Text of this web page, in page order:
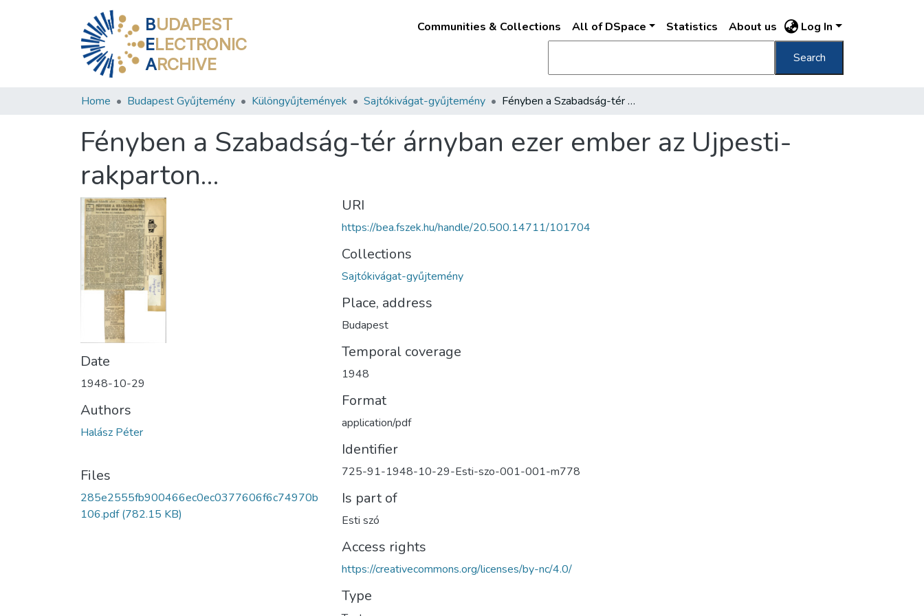
BUDAPEST
ELECTRONIC
ARCHIVE
Communities & Collections All of DSpace Statistics About us Log In
Search
Home Budapest Gyűjtemény Különgyűjtemények Sajtókivágat-gyűjtemény Fényben a Szabadság-tér árnyban ezer ember az Ujpesti-rakparton…
Fényben a Szabadság-tér árnyban ezer ember az Ujpesti-
rakparton…
Date
1948-10-29
Authors
Halász Péter
Files
285e2555fb900466ec0ec0377606f6c74970b
106.pdf(782.15 KB)
URI
https://bea.fszek.hu/handle/20.500.14711/101704
Collections
Sajtókivágat-gyűjtemény
Place, address
Budapest
Temporal coverage
1948
Format
application/pdf
Identifier
725-91-1948-10-29-Esti-szo-001-001-m778
Is part of
Esti szó
Access rights
https://creativecommons.org/licenses/by-nc/4.0/
Type